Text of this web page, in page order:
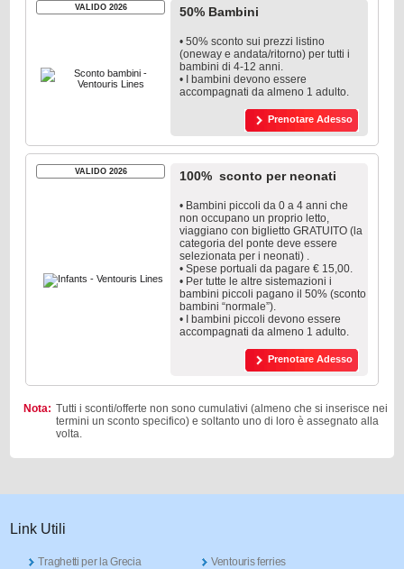
VALIDO 2026 50% Bambini
• 50% sconto sui prezzi listino
(oneway e andata/ritorno) per tutti i
bambini di 4-12 anni.
• I bambini devono essere
accompagnati da almeno 1 adulto.
Prenotare Adesso
VALIDO 2026 100% sconto per neonati
• Bambini piccoli da 0 a 4 anni che
non occupano un proprio letto,
viaggiano con biglietto GRATUITO (la
categoria del ponte deve essere
selezionata per i neonati) .
• Spese portuali da pagare € 15,00.
• Per tutte le altre sistemazioni i
bambini piccoli pagano il 50% (sconto
bambini “normale”).
• I bambini piccoli devono essere
accompagnati da almeno 1 adulto.
Prenotare Adesso
Nota: Tutti i sconti/offerte non sono cumulativi (almeno che si inserisce nei
termini un sconto specifico) e soltanto uno di loro è assegnato alla
volta.
Link Utili
Traghetti per la Grecia Ventouris ferries